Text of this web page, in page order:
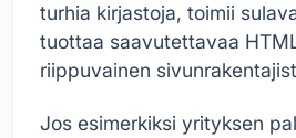
turhia kirjastoja, toimii
tuottaa saavutettavaa
riippuvainen
Jos esimerkiksi yrityksen